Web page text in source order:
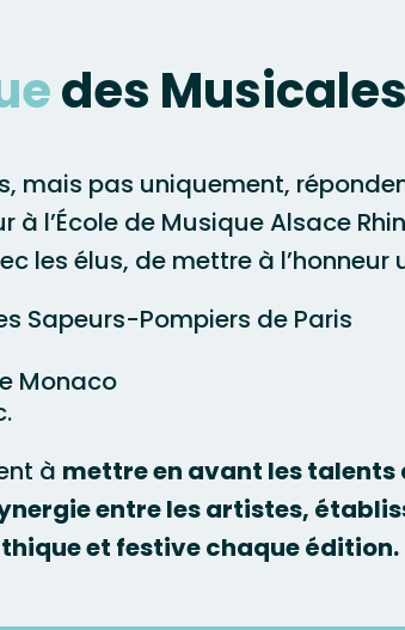
des
mais pas uniquement,
à l’École de Musique Alsace
les élus, de mettre à l’honneur
Sapeurs-Pompiers de Paris
Monaco
à mettre en avant les
entre les artistes,
et festive chaque édition.